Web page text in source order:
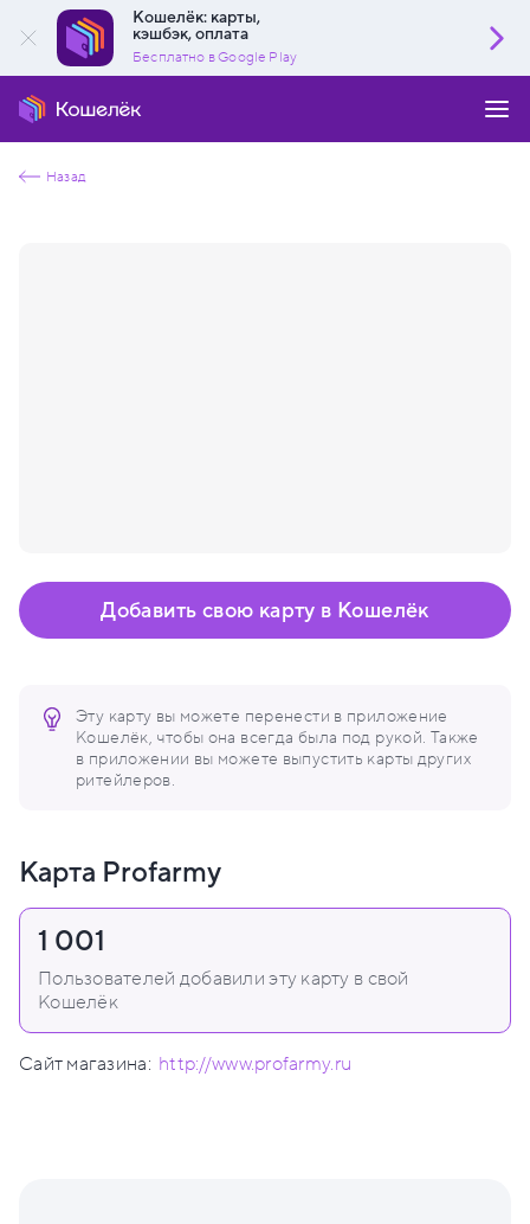
Кошелёк: карты,
кэшбэк, оплата
Бесплатно в Google Play
Назад
Эту карту вы можете перенести в приложение
Кошелёк, чтобы она всегда была под рукой. Также
в приложении вы можете выпустить карты других
ритейлеров.
Добавить свою карту в Кошелёк
Карта Profarmy
1 001
Пользователей добавили эту карту в свой
Кошелёк
Сайт магазина: http://www.profarmy.ru